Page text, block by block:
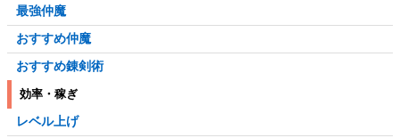
最強仲魔
おすすめ仲魔
おすすめ錬剣術
効率・稼ぎ
レベル上げ